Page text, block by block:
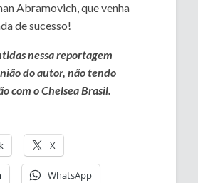
Abramovich, que venha
de sucesso!
nessa reportagem
do autor, não tendo
com o Chelsea Brasil.
X
WhatsApp